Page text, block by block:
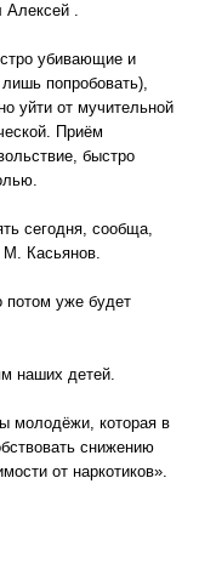
Алексей .
убивающие и
попробовать),
уйти от мучительной
Приём
быстро
сегодня, сообща,
М. Касьянов.
потом уже будет
наших детей.
молодёжи, которая в
снижению
от наркотиков».